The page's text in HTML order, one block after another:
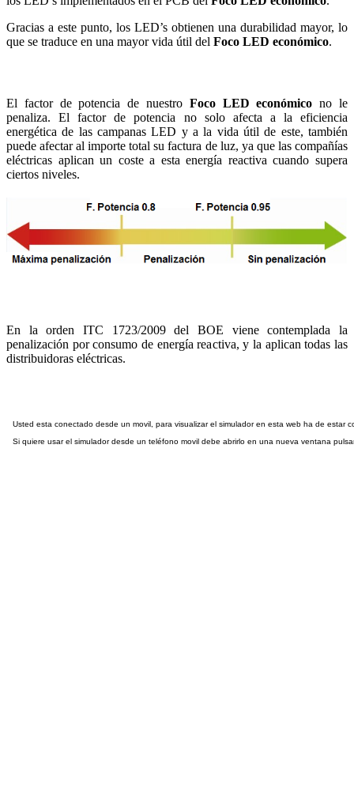
Gracias a este punto, los LED’s obtienen una durabilidad mayor, lo
que se traduce en una mayor vida útil del Foco LED económico.
El factor de potencia de nuestro Foco LED económico no le
penaliza. El factor de potencia no solo afecta a la eficiencia
energética de las campanas LED y a la vida útil de este, también
puede afectar al importe total su factura de luz, ya que las compañías
eléctricas aplican un coste a esta energía reactiva cuando supera
ciertos niveles.
En la orden ITC 1723/2009 del BOE viene contemplada la
penalización por consumo de energía reactiva, y la aplican todas las
distribuidoras eléctricas.